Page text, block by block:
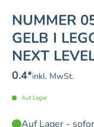
NUMMER
GELB I
NEXT
0.4*inkl. MwSt.
Auf Lager
Auf Lager -